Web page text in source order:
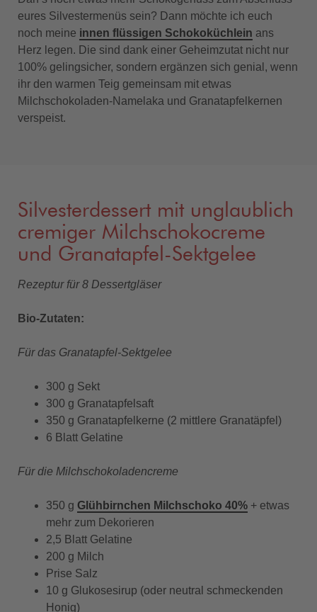
eures Silvestermenüs sein? Dann möchte ich euch
noch meine innen flüssigen Schokoküchlein ans
Herz legen. Die sind dank einer Geheimzutat nicht nur
100% gelingsicher, sondern ergänzen sich genial, wenn
ihr den warmen Teig gemeinsam mit etwas
Milchschokoladen-Namelaka und Granatapfelkernen
verspeist.
Silvesterdessert mit unglaublich
cremiger Milchschokocreme
und Granatapfel-Sektgelee
Rezeptur für 8 Dessertgläser
Bio-Zutaten:
Für das Granatapfel-Sektgelee
300 g Sekt
300 g Granatapfelsaft
350 g Granatapfelkerne (2 mittlere Granatäpfel)
6 Blatt Gelatine
Für die Milchschokoladencreme
350 g Glühbirnchen Milchschoko 40% + etwas
mehr zum Dekorieren
2,5 Blatt Gelatine
200 g Milch
Prise Salz
10 g Glukosesirup (oder neutral schmeckenden
Honig)